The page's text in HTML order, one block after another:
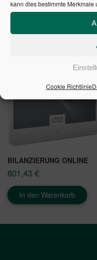
kann dies bestimmte
Cookie Richtlinie
BILANZIERUNG ONLINE
801,43 €
In den Warenkorb